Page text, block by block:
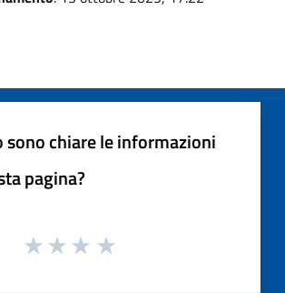
sono chiare le informazioni
pagina?